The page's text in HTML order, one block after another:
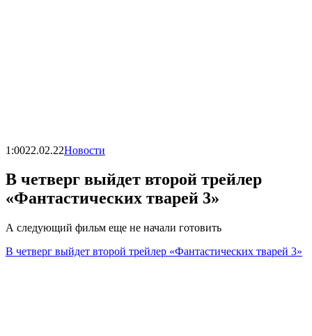
1:0022.02.22Новости
В четверг выйдет второй трейлер
«Фантастических тварей 3»
А следующий фильм еще не начали готовить
В четверг выйдет второй трейлер «Фантастических тварей 3»